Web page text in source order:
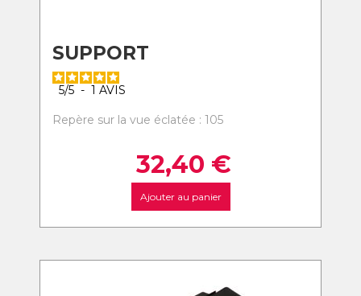
SUPPORT
5/5 - 1 AVIS
Repère sur la vue éclatée : 105
32,40 €
Ajouter au panier